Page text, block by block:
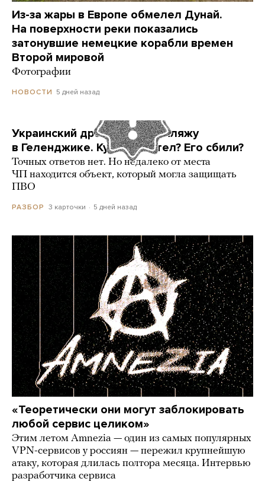
Из-за жары в Европе обмелел Дунай.
На поверхности реки показались
затонувшие немецкие корабли времен
Второй мировой
Фотографии
НОВОСТИ 5 дней назад
Украинский дрон попал по пляжу
в Геленджике. Куда он летел? Его сбили?
Точных ответов нет. Но недалеко от места
ЧП находится объект, который могла защищать
ПВО
РАЗБОР 3 карточки 5 дней назад
«Теоретически они могут заблокировать
любой сервис целиком»
Этим летом Amnezia — один из самых популярных
VPN-сервисов у россиян — пережил крупнейшую
атаку, которая длилась полтора месяца. Интервью
разработчика сервиса